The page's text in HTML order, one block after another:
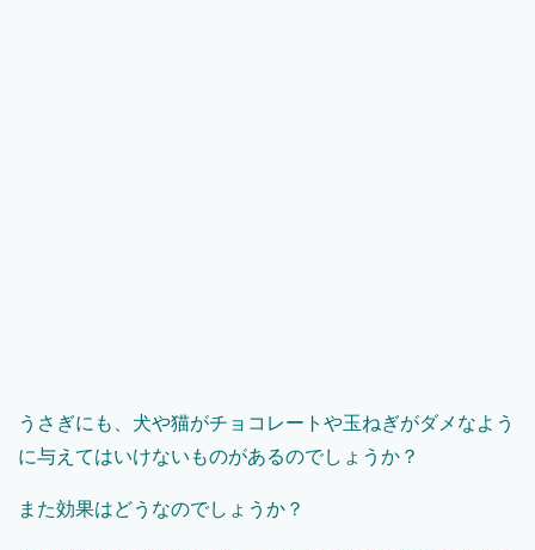
うさぎにも、犬や猫がチョコレートや玉ねぎがダメなよう
に与えてはいけないものがあるのでしょうか？
また効果はどうなのでしょうか？